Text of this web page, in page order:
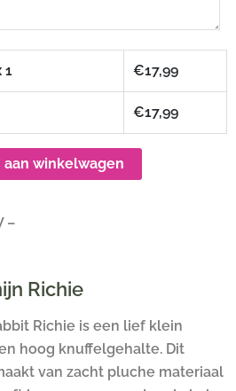
1 €17,99
€17,99
aan winkelwagen
–
Richie
Richie is een lief klein
hoog knuffelgehalte. Dit
van zacht pluche materiaal